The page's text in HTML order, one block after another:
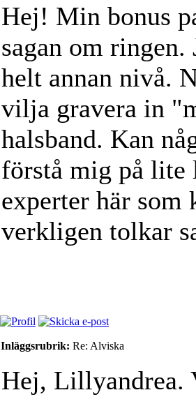
Hej! Min bonus
sagan om ringen.
helt annan nivå.
vilja gravera in
halsband. Kan
förstå mig på lite
experter här som
verkligen tolkar
Inläggsrubrik: Re: Alviska
Hej, Lillyandrea.